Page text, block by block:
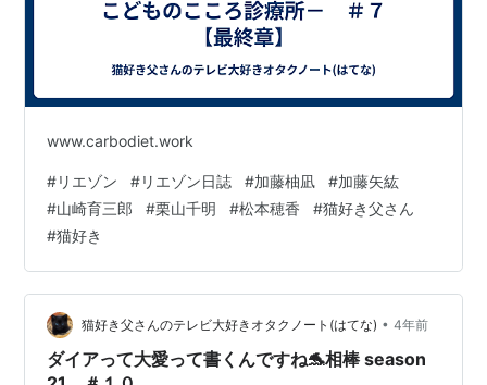
www.carbodiet.work
#リエゾン #リエゾン日誌 #加藤柚凪 #加藤矢紘
#山崎育三郎 #栗山千明 #松本穂香 #猫好き父さん
#猫好き
猫好き父さんのテレビ大好きオタクノート(はてな) • 4年前
ダイアって大愛って書くんですね🐬相棒 season